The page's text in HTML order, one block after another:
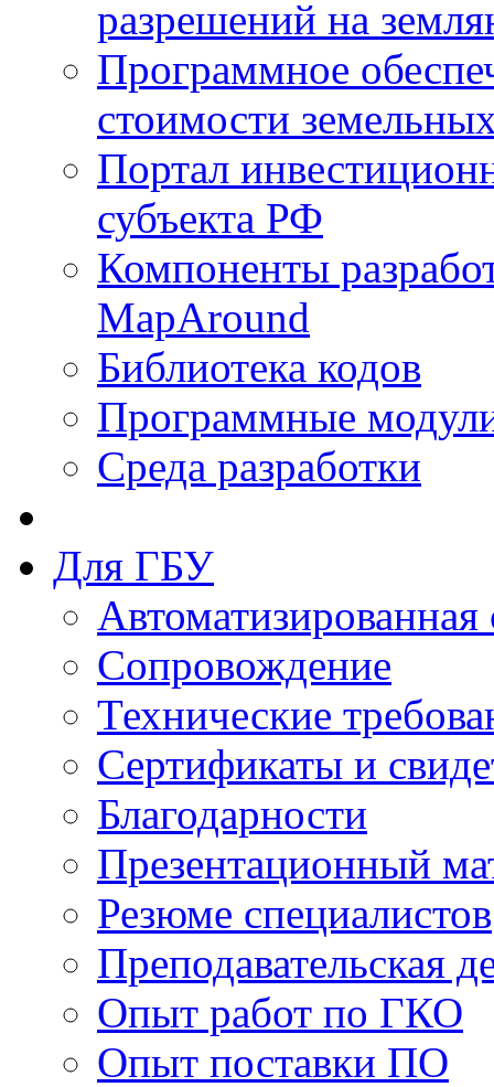
разрешений на
Программное
стоимости
Портал
субъекта РФ
Компоненты
MapAround
Библиотека кодов
Программные
Среда разработки
Для ГБУ
Сопровождение
Технические
Сертификаты и
Благодарности
Презентационный
Резюме специалистов
Преподавательская
Опыт работ по ГКО
Опыт поставки ПО